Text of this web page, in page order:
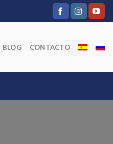
BLOG CONTACTO